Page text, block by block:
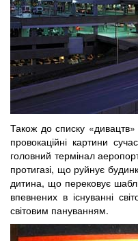
Також до списку
провокаційні картини
головний термінал
протигазі, що руйнує
дитина, що перековує
впевнених в існуванні
світовим пануванням.